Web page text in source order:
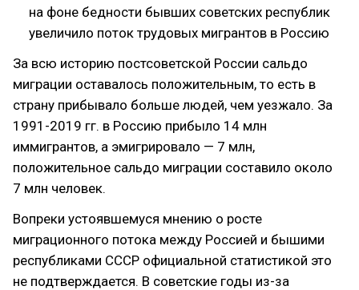
на фоне бедности бывших советских республик
увеличило поток трудовых мигрантов в Россию
За всю историю постсоветской России сальдо
миграции оставалось положительным, то есть в
страну прибывало больше людей, чем уезжало. За
1991-2019 гг. в Россию прибыло 14 млн
иммигрантов, а эмигрировало — 7 млн,
положительное сальдо миграции составило около
7 млн человек.
Вопреки устоявшемуся мнению о росте
миграционного потока между Россией и бышими
республиками СССР официальной статистикой это
не подтверждается. В советские годы из-за